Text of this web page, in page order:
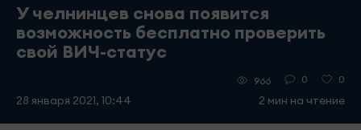
У челнинцев снова появится
возможность бесплатно проверить
свой ВИЧ-статус
28 января 2021, 10:44
966 0 0
2 мин на чтение